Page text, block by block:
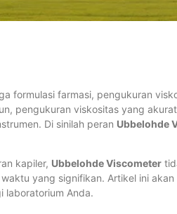
formulasi farmasi, pengukuran
pengukuran viskositas yang
Di sinilah peran Ubbelohde
kapiler, Ubbelohde Viscometer
yang signifikan. Artikel ini
laboratorium Anda.